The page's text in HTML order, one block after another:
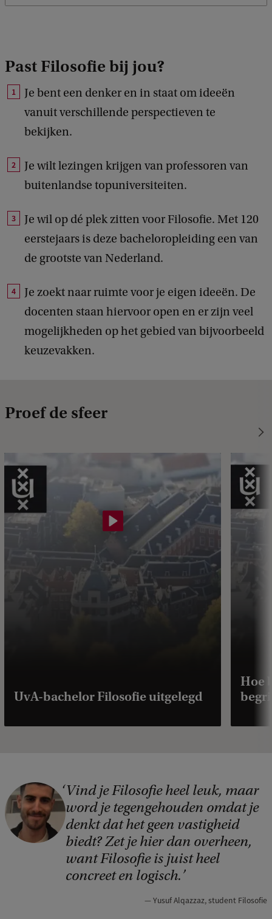
Past Filosofie bij jou?
Je bent een denker en in staat om ideeën
vanuit verschillende perspectieven te
bekijken.
Je wilt lezingen krijgen van professoren van
buitenlandse topuniversiteiten.
Je wil op dé plek zitten voor Filosofie. Met 120
eerstejaars is deze bacheloropleiding een van
de grootste van Nederland.
Je zoekt naar ruimte voor je eigen ideeën. De
docenten staan hiervoor open en er zijn veel
mogelijkheden op het gebied van bijvoorbeeld
keuzevakken.
Proef de sfeer
UvA-bachelor Filosofie uitgelegd
Hoe
C
o
p
Vind je Filosofie heel leuk, maar
word je tegengehouden omdat je
denkt dat het geen vastigheid
biedt? Zet je hier dan overheen,
want Filosofie is juist heel
concreet en logisch.
Yusuf Alqazzaz, student Filosofie